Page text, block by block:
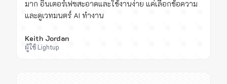
มาก อินเตอร์เฟซสะอาดและใช้งานง่าย แค่เลือกข้อความ
และดูเวทมนตร์ AI ทำงาน
Keith Jordan
ผู้ใช้ Lightup